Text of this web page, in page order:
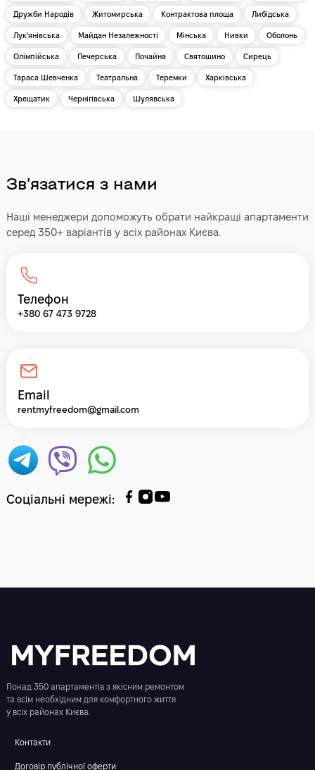
Дружби Народів Житомирська Контрактова площа Либідська
Лук'янівська Майдан Незалежності Мінська Нивки Оболонь
Олімпійська Печерська Почайна Святошино Сирець
Тараса Шевченка Театральна Теремки Харківська
Хрещатик Чернігівська Шулявська
Звʼязатися з нами
Наші менеджери допоможуть обрати найкращі апартаменти
серед 350+ варіантів у всіх районах Києва.
Телефон
+380 67 473 9728
Email
rentmyfreedom@gmail.com
Соціальні мережі:
Понад 350 апартаментів з якісним ремонтом
та всім необхідним для комфортного життя
у всіх районах Києва.
Контакти
Договір публічної оферти